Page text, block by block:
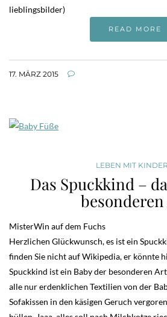
lieblingsbilder)
READ MORE
17. MÄRZ 2015
LEBEN MIT
Das Spuckkind –
MisterWin auf dem Fuchs
Herzlichen Glückwunsch, es ist ein
finden Sie nicht auf Wikipedia, er könnte
Spuckkind ist ein Baby der besonderen
alle nur erdenklichen Textilien von der
Sofakissen in den käsigen Geruch